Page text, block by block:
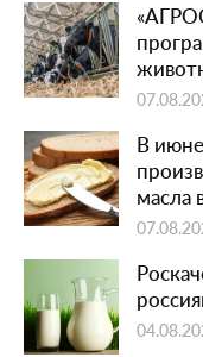
В
масла